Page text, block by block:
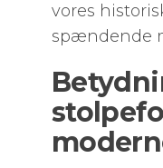
vores
spændende